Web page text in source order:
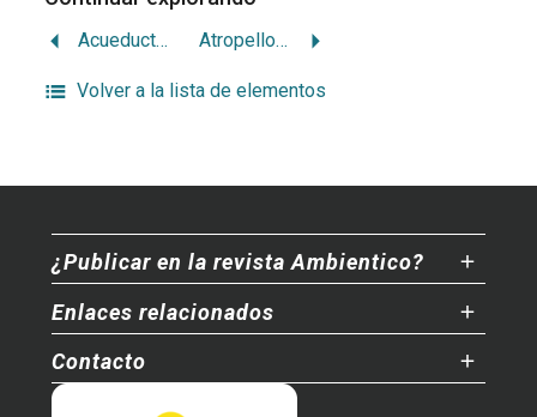
Acueductos rurales en Costa Rica: actualidad Atropello ambiental y social en Isla Caballo
Volver a la lista de elementos
¿Publicar en la revista Ambientico?
Enlaces relacionados
Contacto